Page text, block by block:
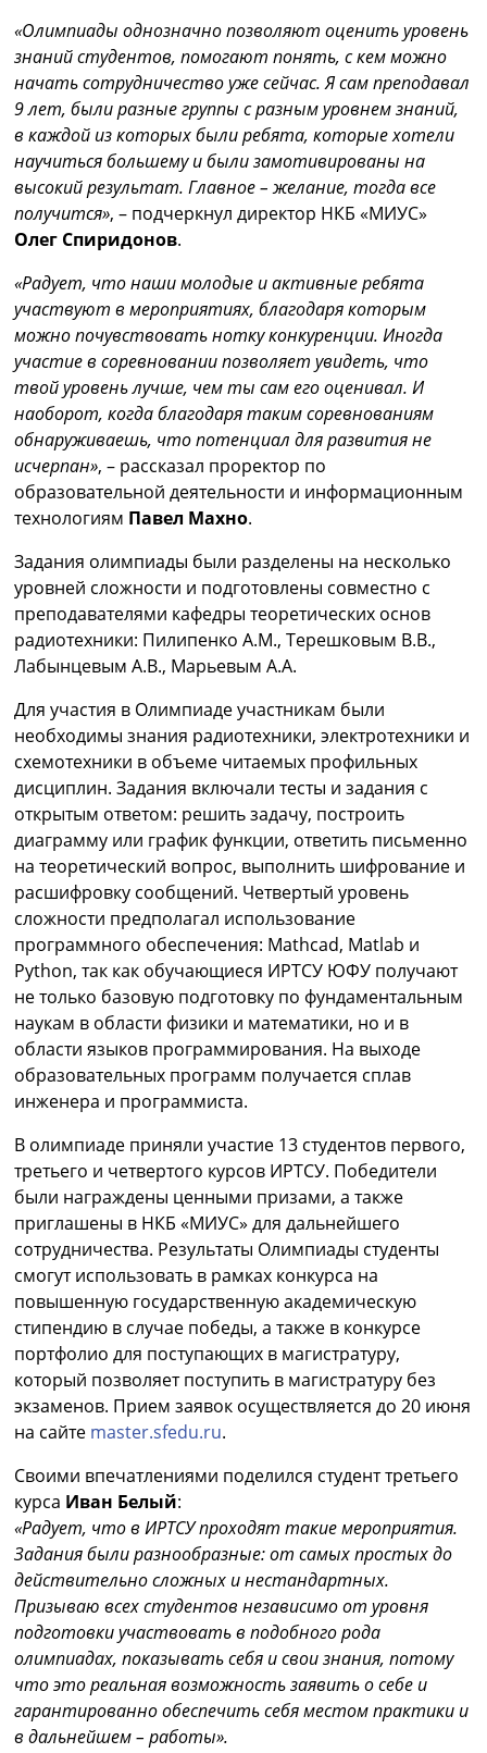
«Олимпиады однозначно позволяют оценить уровень
знаний студентов, помогают понять, с кем можно
начать сотрудничество уже сейчас. Я сам преподавал
9 лет, были разные группы с разным уровнем знаний,
в каждой из которых были ребята, которые хотели
научиться большему и были замотивированы на
высокий результат. Главное – желание, тогда все
получится», – подчеркнул директор НКБ «МИУС»
Олег Спиридонов.
«Радует, что наши молодые и активные ребята
участвуют в мероприятиях, благодаря которым
можно почувствовать нотку конкуренции. Иногда
участие в соревновании позволяет увидеть, что
твой уровень лучше, чем ты сам его оценивал. И
наоборот, когда благодаря таким соревнованиям
обнаруживаешь, что потенциал для развития не
исчерпан», – рассказал проректор по
образовательной деятельности и информационным
технологиям Павел Махно.
Задания олимпиады были разделены на несколько
уровней сложности и подготовлены совместно с
преподавателями кафедры теоретических основ
радиотехники: Пилипенко А.М., Терешковым В.В.,
Лабынцевым А.В., Марьевым А.А.
Для участия в Олимпиаде участникам были
необходимы знания радиотехники, электротехники и
схемотехники в объеме читаемых профильных
дисциплин. Задания включали тесты и задания с
открытым ответом: решить задачу, построить
диаграмму или график функции, ответить письменно
на теоретический вопрос, выполнить шифрование и
расшифровку сообщений. Четвертый уровень
сложности предполагал использование
программного обеспечения: Mathcad, Matlab и
Python, так как обучающиеся ИРТСУ ЮФУ получают
не только базовую подготовку по фундаментальным
наукам в области физики и математики, но и в
области языков программирования. На выходе
образовательных программ получается сплав
инженера и программиста.
В олимпиаде приняли участие 13 студентов первого,
третьего и четвертого курсов ИРТСУ. Победители
были награждены ценными призами, а также
приглашены в НКБ «МИУС» для дальнейшего
сотрудничества. Результаты Олимпиады студенты
смогут использовать в рамках конкурса на
повышенную государственную академическую
стипендию в случае победы, а также в конкурсе
портфолио для поступающих в магистратуру,
который позволяет поступить в магистратуру без
экзаменов. Прием заявок осуществляется до 20 июня
на сайте master.sfedu.ru.
Своими впечатлениями поделился студент третьего
курса Иван Белый:
«Радует, что в ИРТСУ проходят такие мероприятия.
Задания были разнообразные: от самых простых до
действительно сложных и нестандартных.
Призываю всех студентов независимо от уровня
подготовки участвовать в подобного рода
олимпиадах, показывать себя и свои знания, потому
что это реальная возможность заявить о себе и
гарантированно обеспечить себя местом практики и
в дальнейшем – работы».